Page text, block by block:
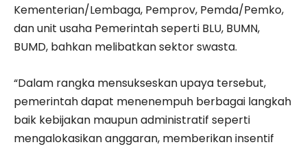
Kementerian/Lembaga, Pemprov, Pemda/Pemko,
dan unit usaha Pemerintah seperti BLU, BUMN,
BUMD, bahkan melibatkan sektor swasta.
“Dalam rangka mensukseskan upaya tersebut,
pemerintah dapat menenempuh berbagai langkah
baik kebijakan maupun administratif seperti
mengalokasikan anggaran, memberikan insentif